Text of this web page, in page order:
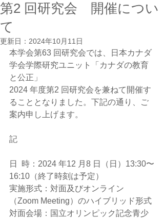
第2 回研究会 開催につい
て
更新日： 2024年10月11日
本学会第63 回研究会では、日本カナダ
学会学際研究ユニット「カナダの教育
と公正」
2024 年度第2 回研究会を兼ねて開催す
ることとなりました。下記の通り、ご
案内申し上げます。
記
日  時：2024 年12 月8 日（日）13:30〜
16:10（終了時刻は予定）
実施形式：対面及びオンライン
（Zoom Meeting）のハイブリッド形式
対面会場：国立オリンピック記念青少